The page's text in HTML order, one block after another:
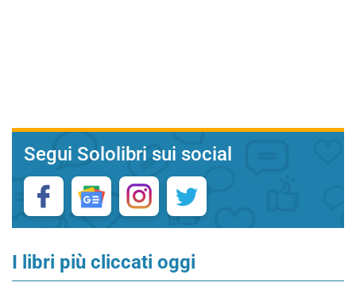
Segui Sololibri sui social
I libri più cliccati oggi